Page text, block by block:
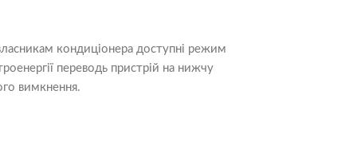
кондиціонера доступні режим
переводь пристрій на нижчу
вимкнення.